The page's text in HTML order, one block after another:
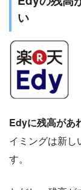
い
Edyに残高があ
イミングは新
す。